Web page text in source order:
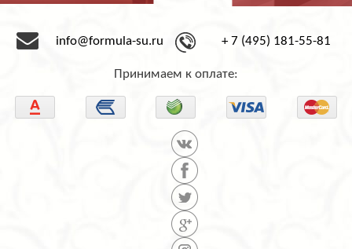
info@formula-su.ru + 7 (495) 181-55-81
Принимаем к оплате: